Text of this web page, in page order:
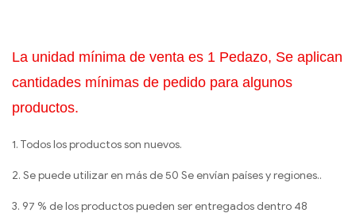
La unidad mínima de venta es 1 Pedazo, Se aplican
cantidades mínimas de pedido para algunos
productos.
1. Todos los productos son nuevos.
2. Se puede utilizar en más de 50 Se envían países y regiones..
3. 97 % de los productos pueden ser entregados dentro 48